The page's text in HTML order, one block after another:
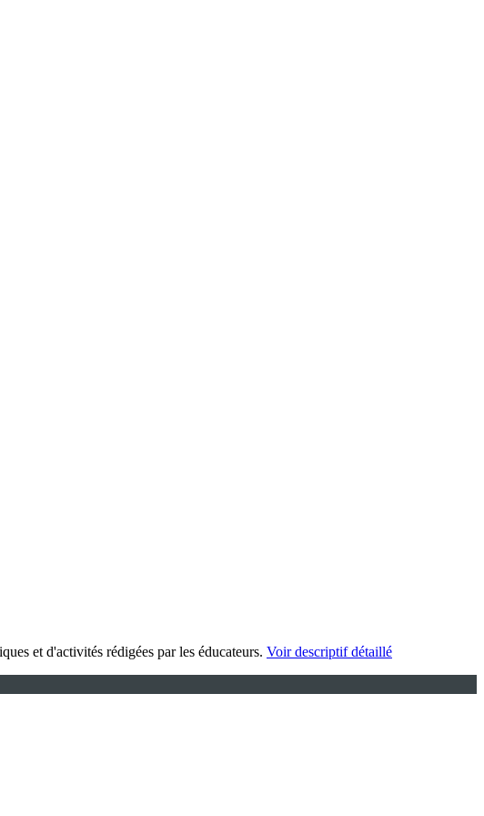
et d'activités rédigées par les éducateurs. Voir descriptif détaillé